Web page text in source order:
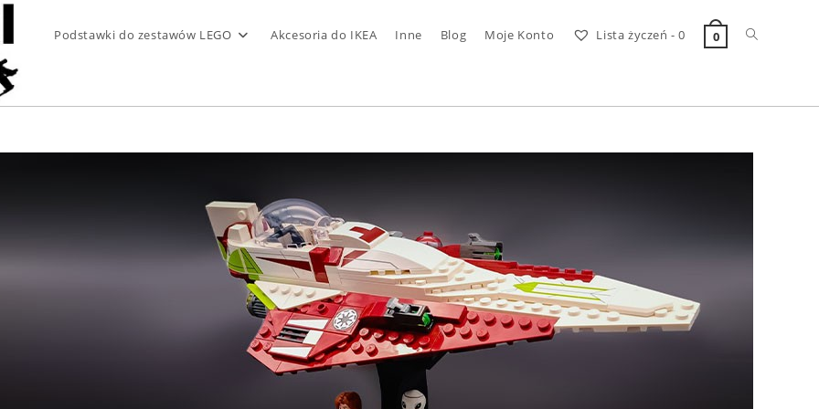
Podstawki do zestawów LEGO Akcesoria do IKEA Inne Blog Moje Konto Lista życzeń - 0 0 Toggle
website